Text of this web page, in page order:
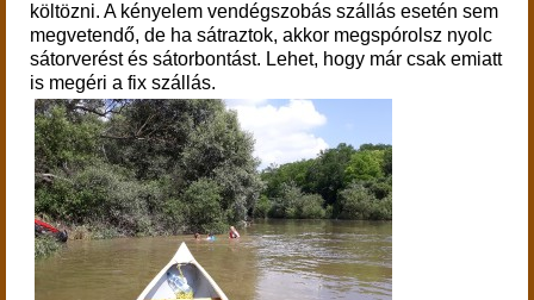
költözni. A kényelem vendégszobás szállás esetén sem
megvetendő, de ha sátraztok, akkor megspórolsz nyolc
sátorverést és sátorbontást. Lehet, hogy már csak emiatt
is megéri a fix szállás.